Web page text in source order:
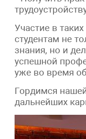
Участие в
студентам не
знания, но и
успешной
уже во время
Гордимся
дальнейших